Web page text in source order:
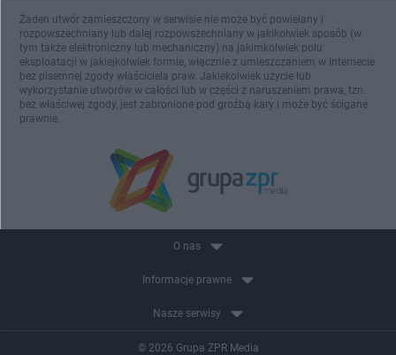
Żaden utwór zamieszczony w serwisie nie może być powielany i
rozpowszechniany lub dalej rozpowszechniany w jakikolwiek sposób (w
tym także elektroniczny lub mechaniczny) na jakimkolwiek polu
eksploatacji w jakiejkolwiek formie, włącznie z umieszczaniem w Internecie
bez pisemnej zgody właściciela praw. Jakiekolwiek użycie lub
wykorzystanie utworów w całości lub w części z naruszeniem prawa, tzn.
bez właściwej zgody, jest zabronione pod groźbą kary i może być ścigane
prawnie.
O nas
Informacje prawne
Nasze serwisy
© 2026 Grupa ZPR Media